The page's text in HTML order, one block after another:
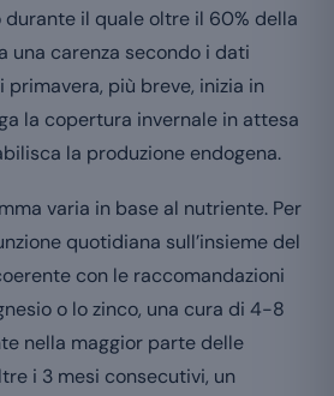
durante il quale oltre il 60% della
una carenza secondo i dati
primavera, più breve, inizia in
la copertura invernale in attesa
la produzione endogena.
varia in base al nutriente. Per
quotidiana sull’insieme del
con le raccomandazioni
o lo zinco, una cura di 4-8
nella maggior parte delle
i 3 mesi consecutivi, un